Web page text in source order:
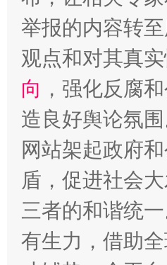
举报的内容转
观点和对其真实
向 ，强化反腐
造良好舆论氛
网站架起政府
盾，促进社会
三者的和谐统
有生力，借助